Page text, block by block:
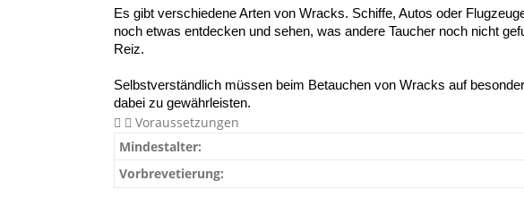
Es gibt verschiedene Arten von Wracks. Schiffe, Autos oder
noch etwas entdecken und sehen, was andere Taucher noch nicht
Reiz.
Selbstverständlich müssen beim Betauchen von Wracks auf
dabei zu gewährleisten.
Voraussetzungen
Mindestalter:
Vorbrevetierung: